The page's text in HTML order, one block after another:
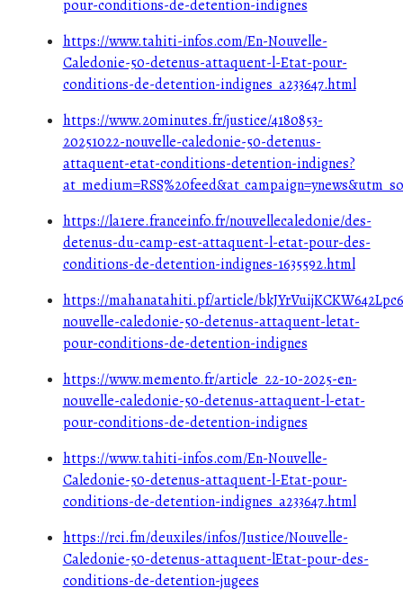
pour-conditions-de-detention-indignes
https://www.tahiti-infos.com/En-Nouvelle-
Caledonie-50-detenus-attaquent-l-Etat-pour-
conditions-de-detention-indignes_a233647.html
https://www.20minutes.fr/justice/4180853-
20251022-nouvelle-caledonie-50-detenus-
attaquent-etat-conditions-detention-indignes?
https://la1ere.franceinfo.fr/nouvellecaledonie/des-
detenus-du-camp-est-attaquent-l-etat-pour-des-
conditions-de-detention-indignes-1635592.html
https://mahanatahiti.pf/article/
nouvelle-caledonie-50-detenus-attaquent-letat-
pour-conditions-de-detention-indignes
https://www.memento.fr/article_22-10-2025-en-
nouvelle-caledonie-50-detenus-attaquent-l-etat-
pour-conditions-de-detention-indignes
https://www.tahiti-infos.com/En-Nouvelle-
Caledonie-50-detenus-attaquent-l-Etat-pour-
conditions-de-detention-indignes_a233647.html
https://rci.fm/deuxiles/infos/Justice/Nouvelle-
Caledonie-50-detenus-attaquent-lEtat-pour-des-
conditions-de-detention-jugees